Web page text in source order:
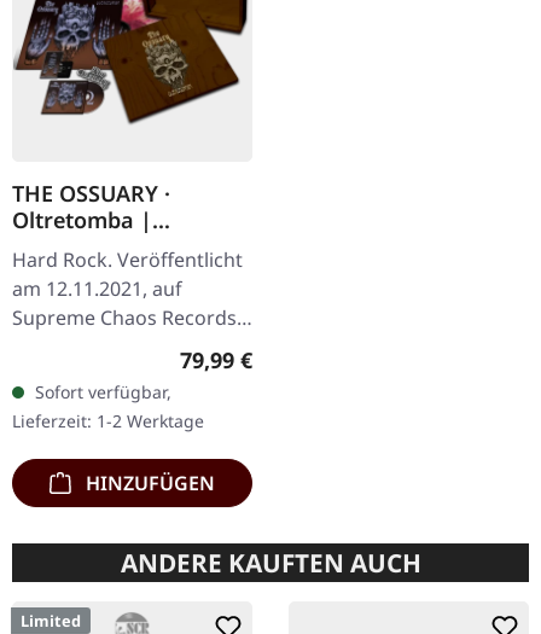
THE OSSUARY ·
Oltretomba |
WOODEN LP/CD/TAPE
BOX
Hard Rock. Veröffentlicht
am 12.11.2021, auf
Supreme Chaos Records.
Extrem schwere braune
Holzbox mit Logo und
Nummerierung, limitiert
auf nur 100…
Regulärer Preis:
79,99 €
Sofort verfügbar,
Lieferzeit: 1-2 Werktage
HINZUFÜGEN
ANDERE KAUFTEN AUCH
Limited